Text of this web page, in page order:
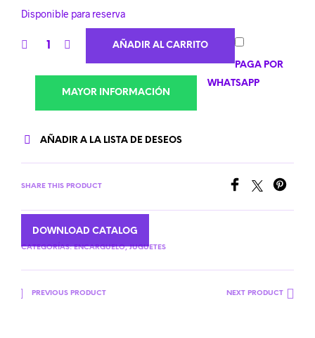
Disponible para reserva
AÑADIR AL CARRITO
MAYOR INFORMACIÓN
PAGA POR
WHATSAPP
AÑADIR A LA LISTA DE DESEOS
SHARE THIS PRODUCT
DOWNLOAD CATALOG
CATEGORÍAS:ENCARGUELO,JUGUETES
PREVIOUS PRODUCT NEXT PRODUCT